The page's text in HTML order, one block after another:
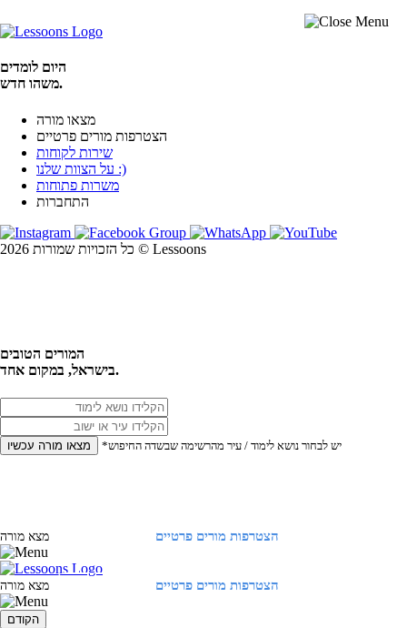
היום לומדים
משהו חדש.
מצאו מורה
הצטרפות מורים פרטיים
שירות לקוחות
על הצוות שלנו :)
משרות פתוחות
התחברות
כל הזכויות שמורות 2026 © Lessoons
המורים הטובים
בישראל, במקום אחד.
מצאו מורה עכשיו *יש לבחור נושא לימוד / עיר מהרשימה שבשדה החיפוש
הצטרפות מורים פרטיים מצא מורה
הצטרפות מורים פרטיים מצא מורה
הקודם